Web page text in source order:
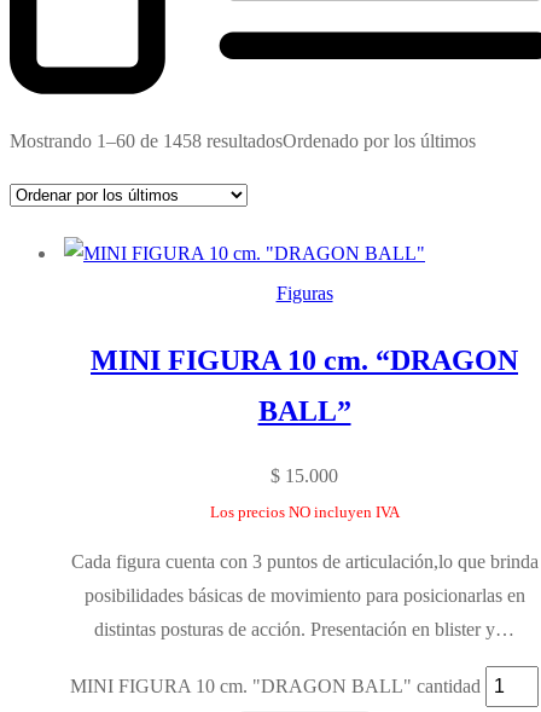
Mostrando 1–60 de 1458 resultadosOrdenado por los últimos
Figuras
MINI FIGURA 10 cm. “DRAGON
BALL”
$ 15.000
Los precios NO incluyen IVA
Cada figura cuenta con 3 puntos de articulación,lo que brinda
posibilidades básicas de movimiento para posicionarlas en
distintas posturas de acción. Presentación en blister y…
MINI FIGURA 10 cm. "DRAGON BALL" cantidad